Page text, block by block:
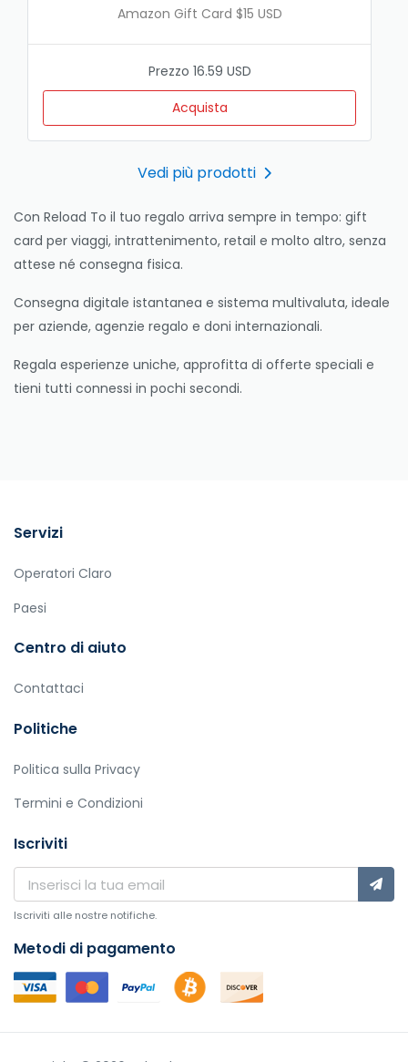
Amazon Gift Card $15 USD
Prezzo 16.59 USD
Acquista
Vedi più prodotti
Con Reload To il tuo regalo arriva sempre in tempo: gift
card per viaggi, intrattenimento, retail e molto altro, senza
attese né consegna fisica.
Consegna digitale istantanea e sistema multivaluta, ideale
per aziende, agenzie regalo e doni internazionali.
Regala esperienze uniche, approfitta di offerte speciali e
tieni tutti connessi in pochi secondi.
Servizi
Operatori Claro
Paesi
Centro di aiuto
Contattaci
Politiche
Politica sulla Privacy
Termini e Condizioni
Iscriviti
Iscriviti alle nostre notifiche.
Metodi di pagamento